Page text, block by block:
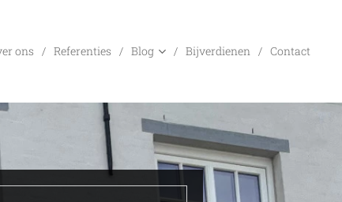
ons Referenties Blog Bijverdienen Contact